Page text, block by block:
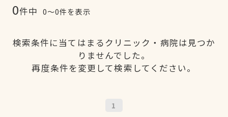
0件中 0〜0件を表示
検索条件に当てはまるクリニック・病院は見つか
りませんでした。
再度条件を変更して検索してください。
1